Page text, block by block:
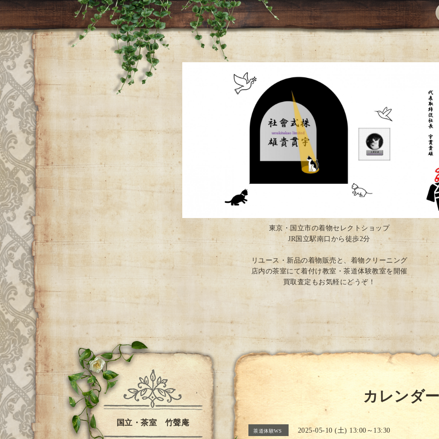
東京・国立市の着物セレクトショップ
JR国立駅南口から徒歩2分
リユース・新品の着物販売と、着物クリーニング
店内の茶室にて着付け教室・茶道体験教室を開催
買取査定もお気軽にどうぞ！
カレンダ
茶道体験WS 2025-05-10 (土) 13:00～13:30
国立・茶室 竹聲庵